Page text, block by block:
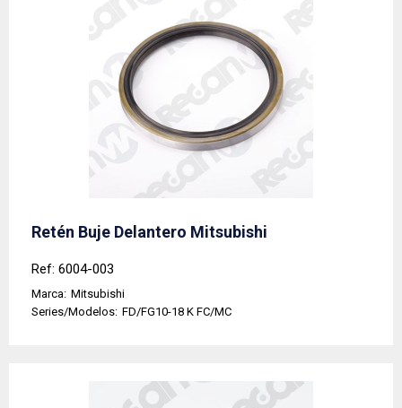
Retén Buje Delantero Mitsubishi
Ref: 6004-003
Marca: Mitsubishi
Series/Modelos: FD/FG10-18 K FC/MC